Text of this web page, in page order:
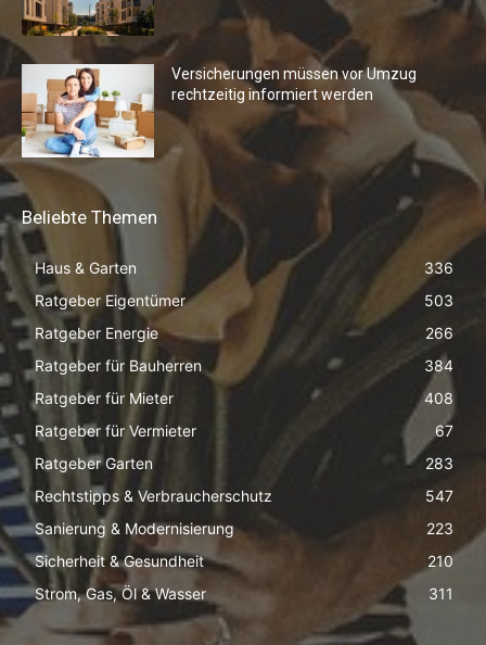
Versicherungen müssen vor Umzug
rechtzeitig informiert werden
Beliebte Themen
Haus & Garten
336
Ratgeber Eigentümer
503
Ratgeber Energie
266
Ratgeber für Bauherren
384
Ratgeber für Mieter
408
Ratgeber für Vermieter
67
Ratgeber Garten
283
Rechtstipps & Verbraucherschutz
547
Sanierung & Modernisierung
223
Sicherheit & Gesundheit
210
Strom, Gas, Öl & Wasser
311